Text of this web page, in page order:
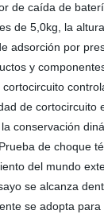
de caída de
de 5,0kg, la
adsorción por
y
de
conservación
de choque
del mundo
se alcanza
se adopta